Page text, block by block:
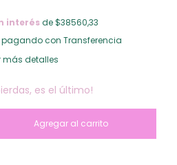
interésde $38560,33
con Transferencia
más detalles
es el último!